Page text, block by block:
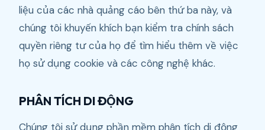
liệu của các nhà quảng cáo bên thứ ba này, và
chúng tôi khuyến khích bạn kiểm tra chính sách
quyền riêng tư của họ để tìm hiểu thêm về việc
họ sử dụng cookie và các công nghệ khác.
PHÂN TÍCH DI ĐỘNG
Chúng tôi sử dụng phần mềm phân tích di động